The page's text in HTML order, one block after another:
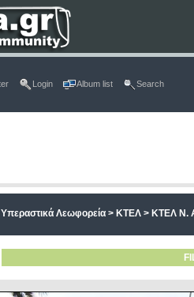
Login Album list Search
Λεωφορεία> ΚΤΕΛ> ΚΤΕΛ Ν.